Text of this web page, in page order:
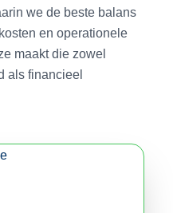
we de beste balans
en operationele
maakt die zowel
als financieel